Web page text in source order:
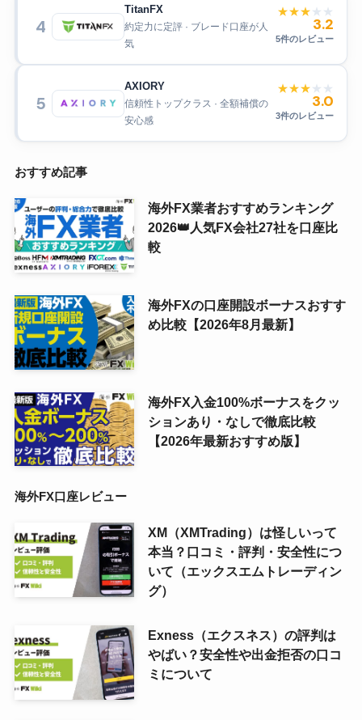
4
TitanFX
約定力に定評 · ブレード口座が人
気
★★★★ ★
3.2
5件のレビュー
5
AXIORY
信頼性トップクラス · 全額補償の
安心感
★★★★ ★
3.0
3件のレビュー
おすすめ記事
海外FX業者おすすめランキング
2026👑人気FX会社27社を口座比
較
海外FXの口座開設ボーナスおすす
め比較【2026年8月最新】
海外FX入金100%ボーナスをクッ
ションあり・なしで徹底比較
【2026年最新おすすめ版】
海外FX口座レビュー
XM（XMTrading）は怪しいって
本当？口コミ・評判・安全性につ
いて（エックスエムトレーディン
グ）
Exness（エクスネス）の評判は
やばい？安全性や出金拒否の口コ
ミについて